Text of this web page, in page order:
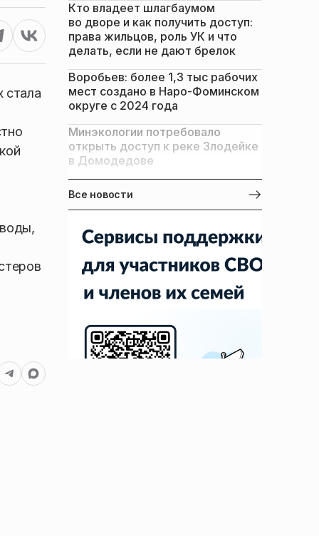
стала
Кто владеет шлагбаумом
во дворе и как получить доступ:
права жильцов, роль УК и что
делать, если не дают брелок
Воробьев: более 1,3 тыс рабочих
мест создано в Наро-Фоминском
округе с 2024 года
Минэкологии потребовало
открыть доступ к реке Злодейке
в Домодедове
Все новости